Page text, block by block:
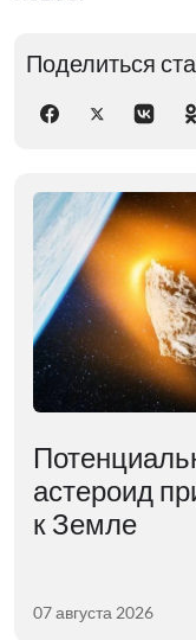
Поделиться
астероид
к Земле
07 августа 2026